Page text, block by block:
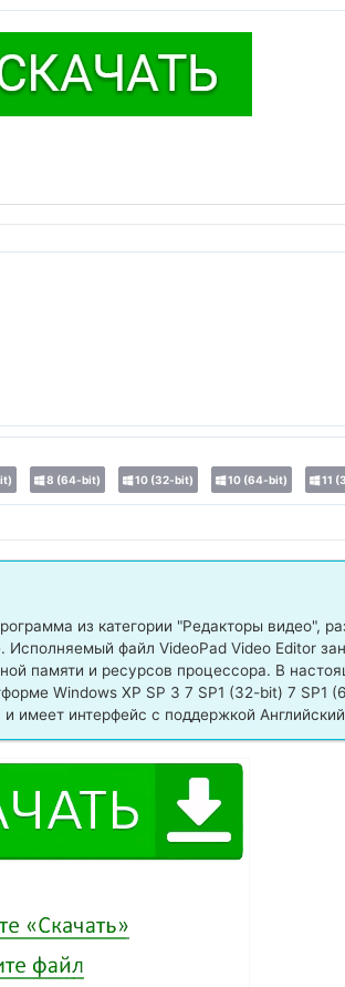
8 (64-bit) 10 (32-bit) 10 (64-bit) 11
из категории "Редакторы видео",
файл VideoPad Video Editor
памяти и ресурсов процессора. В
Windows XP SP 3 7 SP1 (32-bit) 7 SP1
имеет интерфейс с поддержкой